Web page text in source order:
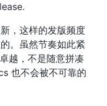
，这样的发版频度
。虽然节奏如此紧
越，不是随意拼凑
也不会被不可靠的